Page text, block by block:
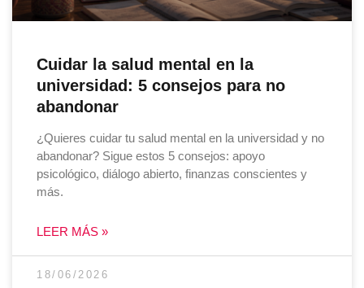
Cuidar la salud mental en la
universidad: 5 consejos para no
abandonar
¿Quieres cuidar tu salud mental en la universidad y no
abandonar? Sigue estos 5 consejos: apoyo
psicológico, diálogo abierto, finanzas conscientes y
más.
LEER MÁS »
18/06/2026